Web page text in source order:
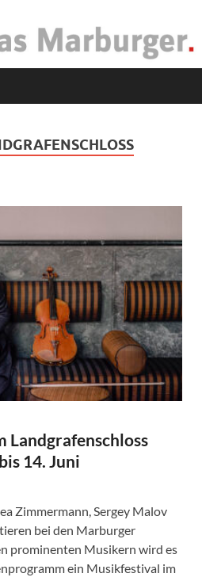
Landgrafenschloss
14. Juni
Zimmermann, Sergey Malov
bei den Marburger
prominenten Musikern wird es
ein Musikfestival im